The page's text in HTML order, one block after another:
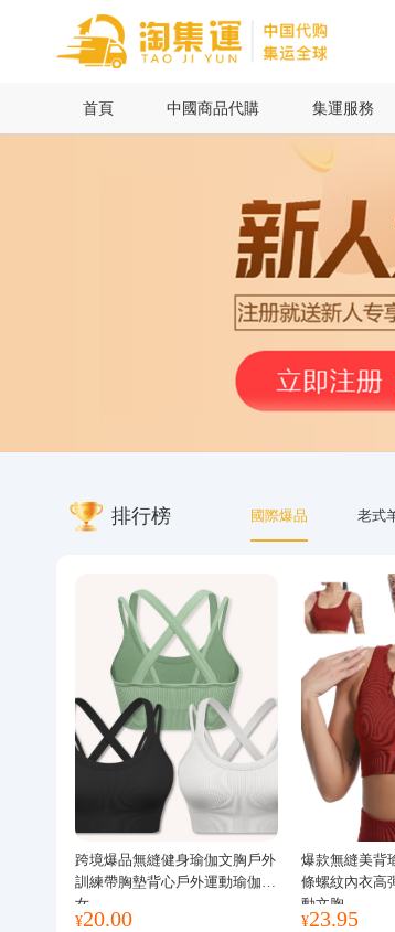
首頁 中國商品代購 集運服務
排行榜 國際爆品 老式
跨境爆品無縫健身瑜伽文胸戶外
訓練帶胸墊背心戶外運動瑜伽服
女
¥20.00
爆款無縫美背
條螺紋內衣高
動文胸
¥23.95